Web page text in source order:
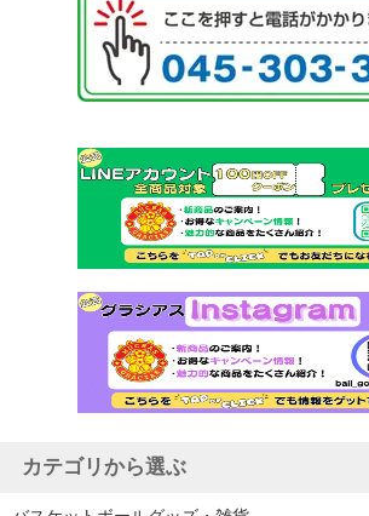
カテゴリから選ぶ